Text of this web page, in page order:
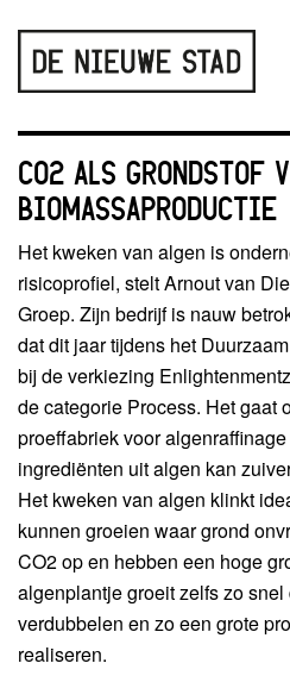
CO2 ALS GRONDSTOF
BIOMASSAPRODUCTIE
Het kweken van algen is
risicoprofiel, stelt Arnout van
Groep. Zijn bedrijf is nauw
dat dit jaar tijdens het
bij de verkiezing
de categorie Process. Het gaat
proeffabriek voor
ingrediënten uit algen kan
Het kweken van algen klinkt
kunnen groeien waar grond
CO2 op en hebben een hoge
algenplantje groeit zelfs zo
verdubbelen en zo een grote
realiseren.